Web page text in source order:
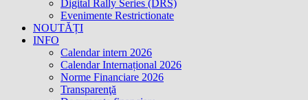
Digital Rally Series (DRS)
Evenimente Restrictionate
NOUTĂȚI
INFO
Calendar intern 2026
Calendar Internațional 2026
Norme Financiare 2026
Transparenţă